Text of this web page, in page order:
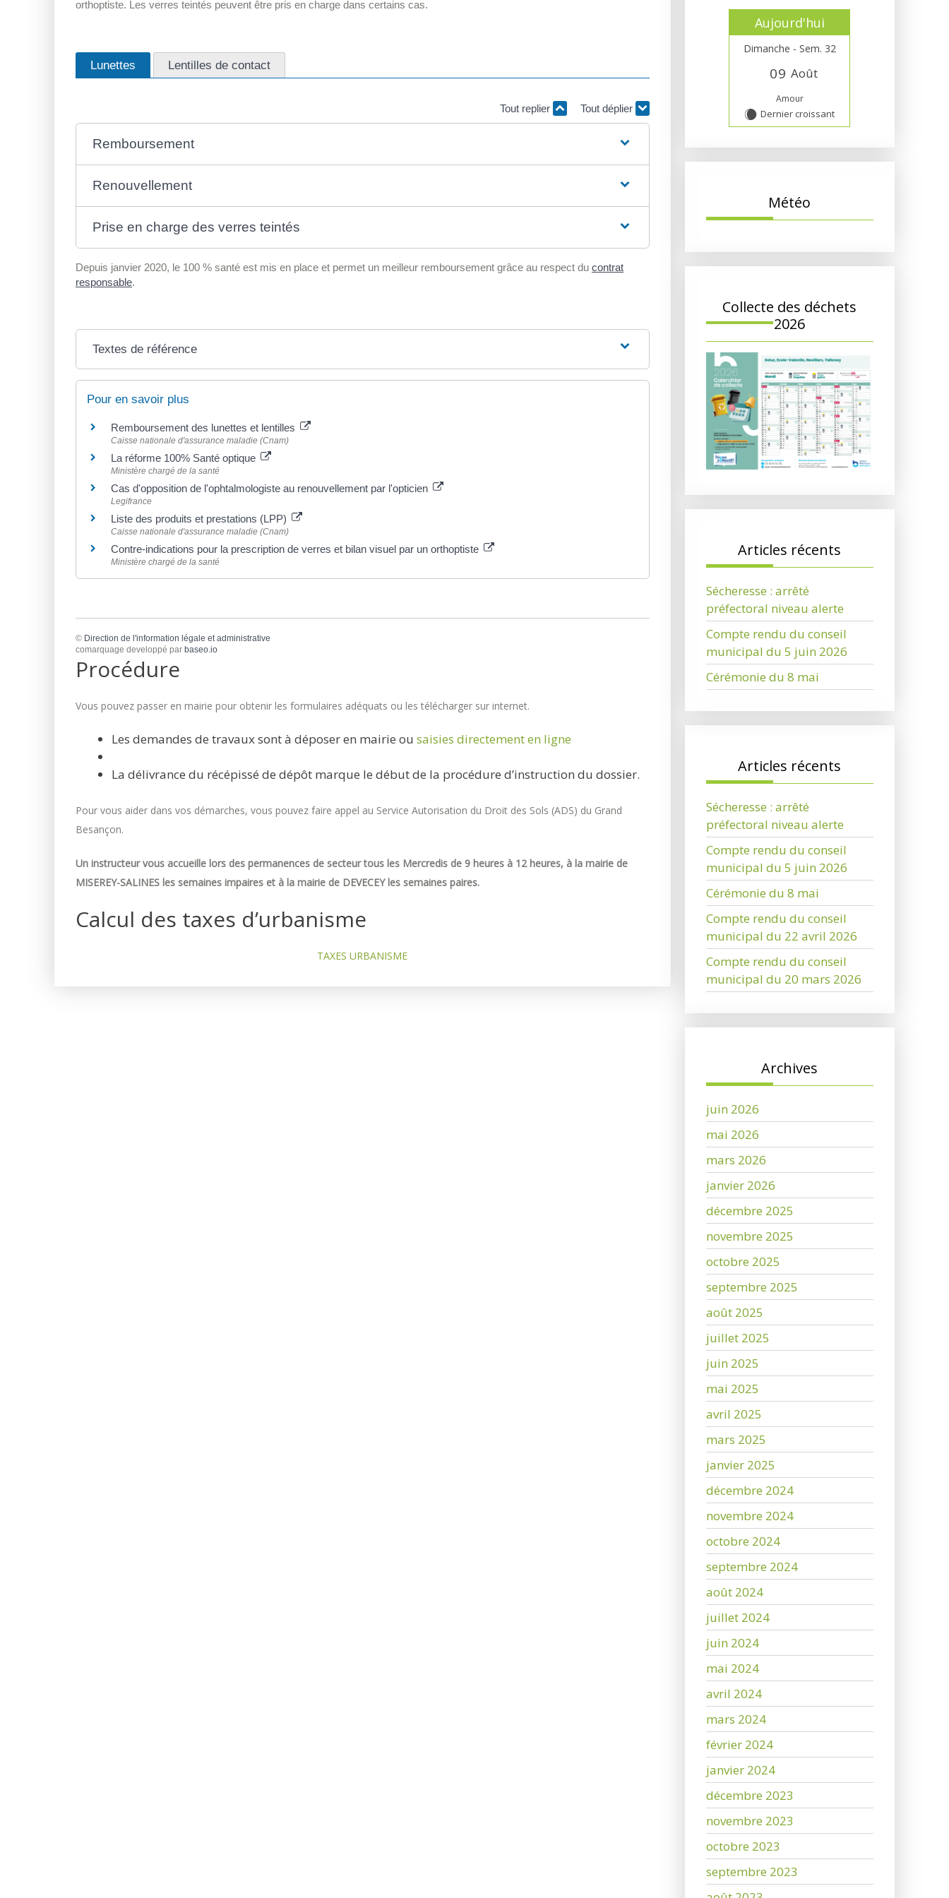
orthoptiste. Les verres teintés peuvent être pris en charge dans certains cas.
Lunettes Lentilles de contact
Tout replier Tout déplier
Remboursement
Renouvellement
Prise en charge des verres teintés
Depuis janvier 2020, le 100 % santé est mis en place et permet un meilleur remboursement grâce au respect du contrat
responsable.
Textes de référence
Pour en savoir plus
Remboursement des lunettes et lentilles
Caisse nationale d'assurance maladie (Cnam)
La réforme 100% Santé optique
Ministère chargé de la santé
Cas d'opposition de l'ophtalmologiste au renouvellement par l'opticien
Legifrance
Liste des produits et prestations (LPP)
Caisse nationale d'assurance maladie (Cnam)
Contre-indications pour la prescription de verres et bilan visuel par un orthoptiste
Ministère chargé de la santé
© Direction de l'information légale et administrative
comarquage developpé par baseo.io
Procédure
Vous pouvez passer en mairie pour obtenir les formulaires adéquats ou les télécharger sur internet.
Les demandes de travaux sont à déposer en mairie ou saisies directement en ligne
La délivrance du récépissé de dépôt marque le début de la procédure d’instruction du dossier.
Pour vous aider dans vos démarches, vous pouvez faire appel au Service Autorisation du Droit des Sols (ADS) du Grand
Besançon.
Un instructeur vous accueille lors des permanences de secteur tous les Mercredis de 9 heures à 12 heures, à la mairie de
MISEREY-SALINES les semaines impaires et à la mairie de DEVECEY les semaines paires.
Calcul des taxes d’urbanisme
TAXES URBANISME
Aujourd'hui
Dimanche - Sem. 32
09 Août
Amour
X Dernier croissant
Météo
Collecte des déchets
2026
Articles récents
Sécheresse : arrêté
préfectoral niveau alerte
Compte rendu du conseil
municipal du 5 juin 2026
Cérémonie du 8 mai
Articles récents
Sécheresse : arrêté
préfectoral niveau alerte
Compte rendu du conseil
municipal du 5 juin 2026
Cérémonie du 8 mai
Compte rendu du conseil
municipal du 22 avril 2026
Compte rendu du conseil
municipal du 20 mars 2026
Archives
juin 2026
mai 2026
mars 2026
janvier 2026
décembre 2025
novembre 2025
octobre 2025
septembre 2025
août 2025
juillet 2025
juin 2025
mai 2025
avril 2025
mars 2025
janvier 2025
décembre 2024
novembre 2024
octobre 2024
septembre 2024
août 2024
juillet 2024
juin 2024
mai 2024
avril 2024
mars 2024
février 2024
janvier 2024
décembre 2023
novembre 2023
octobre 2023
septembre 2023